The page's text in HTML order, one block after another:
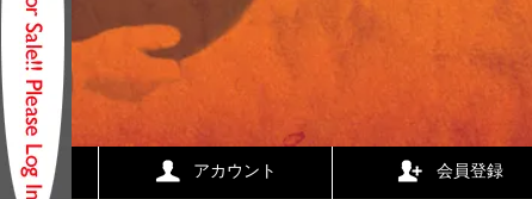
アカウント 会員登録